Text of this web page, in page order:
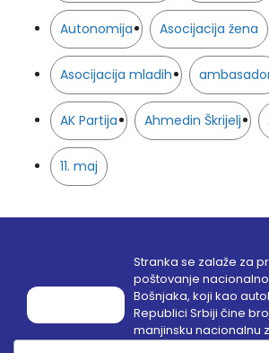
Autonomija Asocijacija žena
Asocijacija mladih
AK Partija Ahmedin Škrijelj
11. maj
Stranka se zalaže za
poštovanje
Bošnjaka, koji kao
Republici Srbiji čine
manjinsku nacionalnu